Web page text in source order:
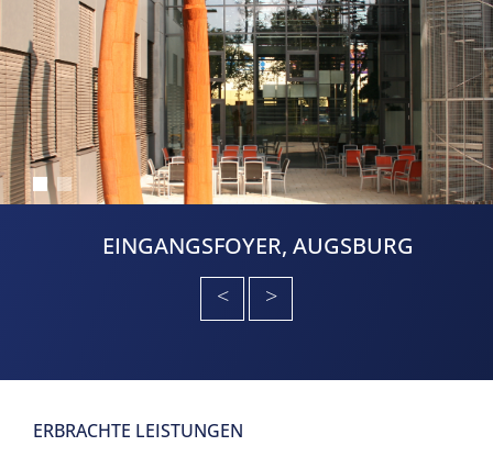
EINGANGSFOYER, AUGSBURG
<
>
ERBRACHTE LEISTUNGEN